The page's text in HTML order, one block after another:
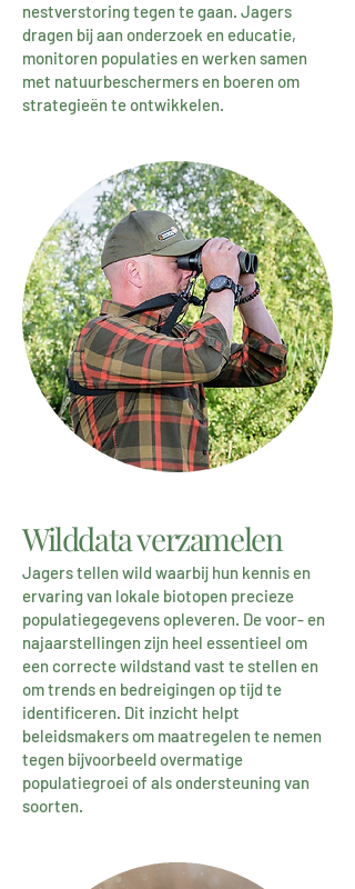
nestverstoring tegen te gaan. Jagers
dragen bij aan onderzoek en educatie,
monitoren populaties en werken samen
met natuurbeschermers en boeren om
strategieën te ontwikkelen.
Wilddata verzamelen
Jagers tellen wild waarbij hun kennis en
ervaring van lokale biotopen precieze
populatiegegevens opleveren. De voor- en
najaarstellingen zijn heel essentieel om
een correcte wildstand vast te stellen en
om trends en bedreigingen op tijd te
identificeren. Dit inzicht helpt
beleidsmakers om maatregelen te nemen
tegen bijvoorbeeld overmatige
populatiegroei of als ondersteuning van
soorten.